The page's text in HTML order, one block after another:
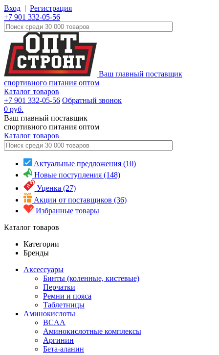
Вход | Регистрация
+7 901 332-05-56
Ваш главный поставщик
спортивного питания оптом
Каталог товаров
+7 901 332-05-56 Обратный звонок
0 руб.
Ваш главный поставщик
спортивного питания оптом
Каталог товаров
Актуальные предложения (10)
Новые поступления (148)
Уценка (27)
Акции от поставщиков (36)
Избранные товары
Каталог товаров
Категории
Бренды
Аксессуары
Бинты (коленные, кистевые)
Перчатки
Ремни и пояса
Таблетницы
Аминокислоты
BCAA
Аминокислотные комплексы
Аргинин
Бета-аланин